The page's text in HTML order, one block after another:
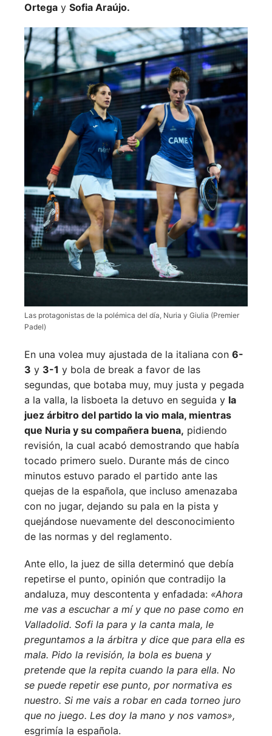
Ortega y Sofia Araújo.
Las protagonistas de la polémica del día, Nuria y Giulia (Premier
Padel)
En una volea muy ajustada de la italiana con 6-
3 y 3-1 y bola de break a favor de las
segundas, que botaba muy, muy justa y pegada
a la valla, la lisboeta la detuvo en seguida y la
juez árbitro del partido la vio mala, mientras
que Nuria y su compañera buena, pidiendo
revisión, la cual acabó demostrando que había
tocado primero suelo. Durante más de cinco
minutos estuvo parado el partido ante las
quejas de la española, que incluso amenazaba
con no jugar, dejando su pala en la pista y
quejándose nuevamente del desconocimiento
de las normas y del reglamento.
Ante ello, la juez de silla determinó que debía
repetirse el punto, opinión que contradijo la
andaluza, muy descontenta y enfadada: «Ahora
me vas a escuchar a mí y que no pase como en
Valladolid. Sofi la para y la canta mala, le
preguntamos a la árbitra y dice que para ella es
mala. Pido la revisión, la bola es buena y
pretende que la repita cuando la para ella. No
se puede repetir ese punto, por normativa es
nuestro. Si me vais a robar en cada torneo juro
que no juego. Les doy la mano y nos vamos»,
esgrimía la española.